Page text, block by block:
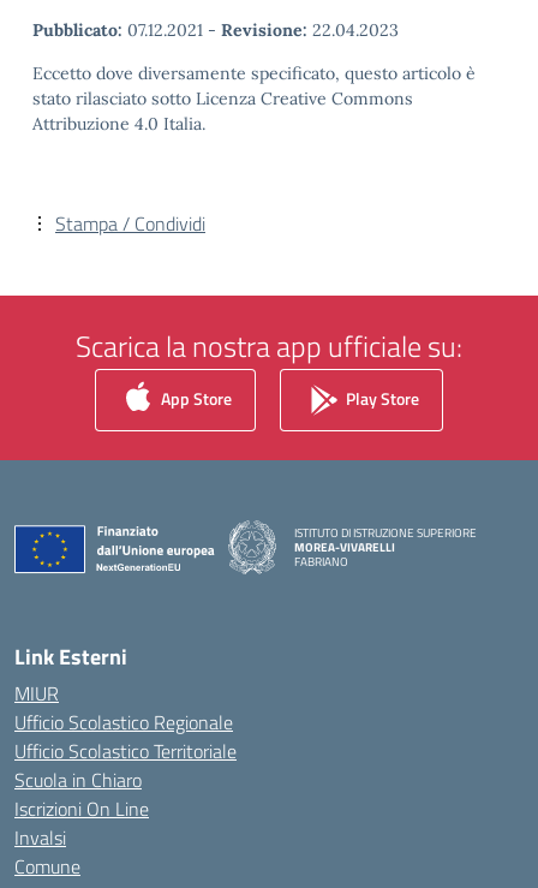
Pubblicato: 07.12.2021 - Revisione: 22.04.2023
Eccetto dove diversamente specificato, questo articolo è
stato rilasciato sotto Licenza Creative Commons
Attribuzione 4.0 Italia.
Stampa / Condividi
Scarica la nostra app ufficiale su:
App Store Play Store
ISTITUTO DI ISTRUZIONE SUPERIORE
MOREA-VIVARELLI
FABRIANO
Link Esterni
MIUR
Ufficio Scolastico Regionale
Ufficio Scolastico Territoriale
Scuola in Chiaro
Iscrizioni On Line
Invalsi
Comune